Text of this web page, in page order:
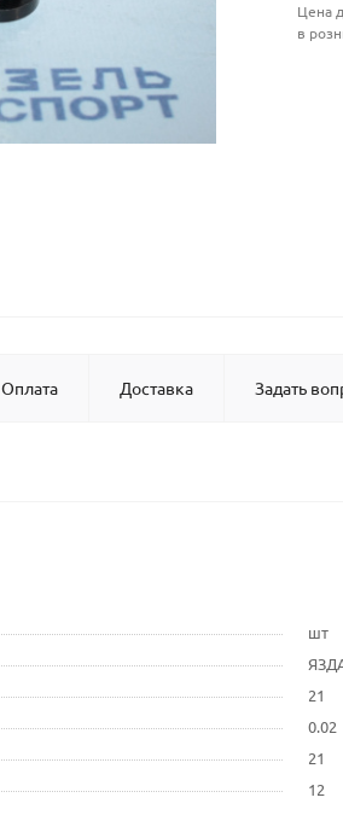
Цена
в
Оплата Доставка Задать
шт
21
0.02
21
12